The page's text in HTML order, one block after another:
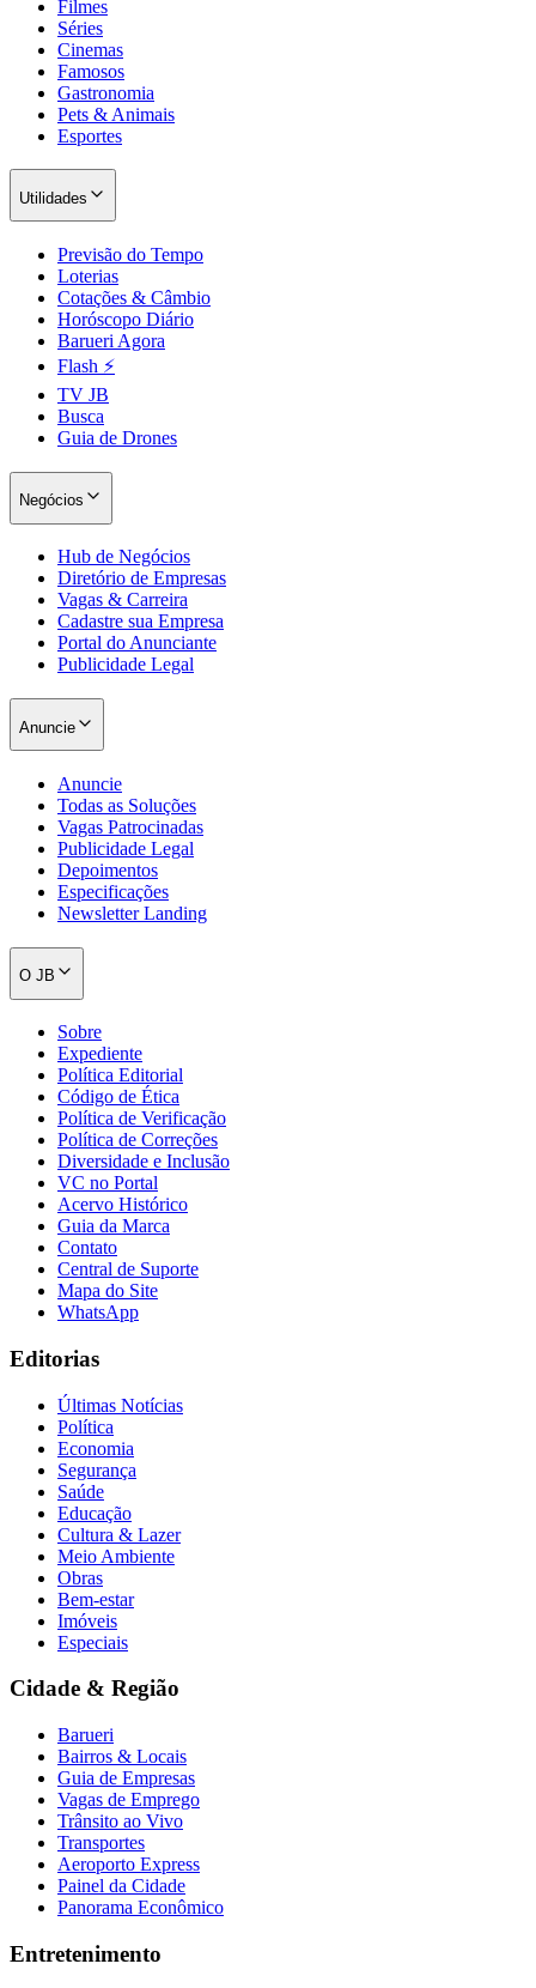
Corinthians
Palmeiras
São Paulo
Filmes
Séries
Cinemas
Famosos
Gastronomia
Pets & Animais
Esportes
Utilidades
Previsão do Tempo
Loterias
Cotações & Câmbio
Horóscopo Diário
Barueri Agora
Flash ⚡
TV JB
Busca
Guia de Drones
Negócios
Hub de Negócios
Diretório de Empresas
Vagas & Carreira
Cadastre sua Empresa
Portal do Anunciante
Publicidade Legal
Anuncie
Anuncie
Todas as Soluções
Vagas Patrocinadas
Publicidade Legal
Depoimentos
Especificações
Newsletter Landing
O JB
Sobre
Expediente
Política Editorial
Código de Ética
Política de Verificação
Política de Correções
Diversidade e Inclusão
VC no Portal
Acervo Histórico
Guia da Marca
Contato
Central de Suporte
Mapa do Site
WhatsApp
Editorias
Últimas Notícias
Política
Economia
Segurança
Saúde
Educação
Cultura & Lazer
Meio Ambiente
Obras
Bem-estar
Imóveis
Especiais
Cidade & Região
Barueri
Bairros & Locais
Guia de Empresas
Vagas de Emprego
Trânsito ao Vivo
Transportes
Aeroporto Express
Painel da Cidade
Panorama Econômico
Entretenimento